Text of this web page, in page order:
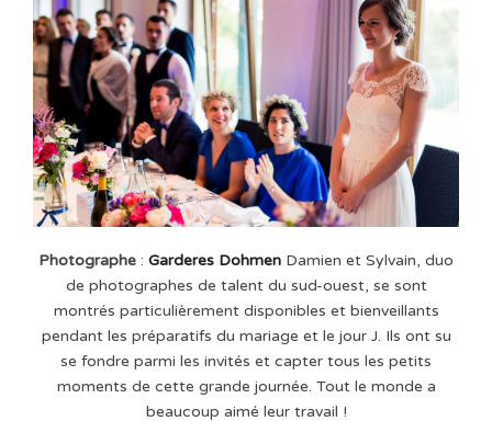
Photographe : Garderes Dohmen Damien et Sylvain, duo
de photographes de talent du sud-ouest, se sont
montrés particulièrement disponibles et bienveillants
pendant les préparatifs du mariage et le jour J. Ils ont su
se fondre parmi les invités et capter tous les petits
moments de cette grande journée. Tout le monde a
beaucoup aimé leur travail !